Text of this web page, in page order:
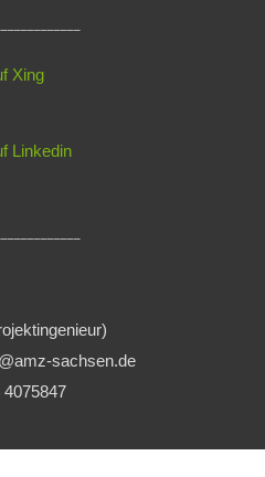
Xing
Linkedin
sachsen.de
4075847